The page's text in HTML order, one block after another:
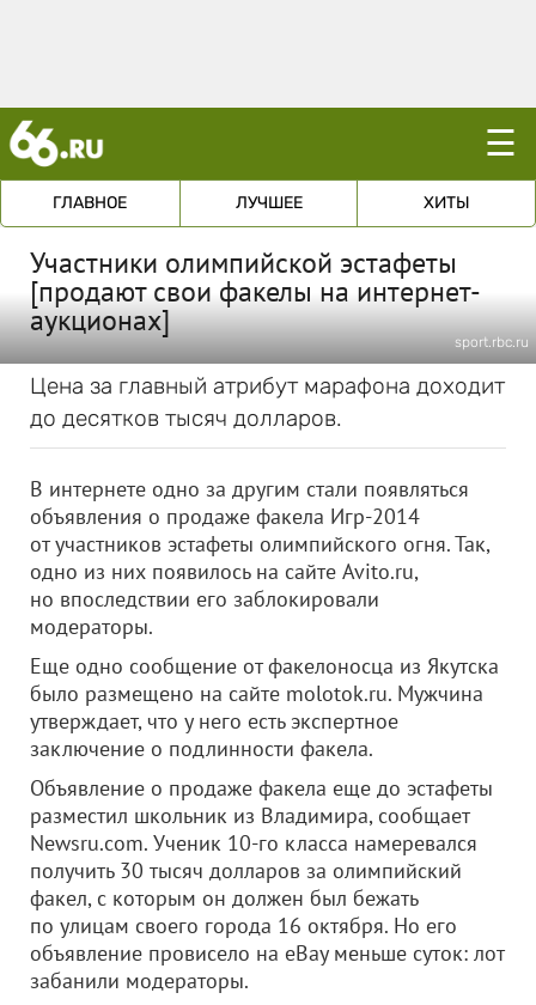
☰
ГЛАВНОЕ ЛУЧШЕЕ ХИТЫ
Участники олимпийской эстафеты
[продают свои факелы на интернет-
аукционах]
sport.rbc.ru
Цена за главный атрибут марафона доходит
до десятков тысяч долларов.
В интернете одно за другим стали появляться
объявления о продаже факела Игр-2014
от участников эстафеты олимпийского огня. Так,
одно из них появилось на сайте Avito.ru,
но впоследствии его заблокировали
модераторы.
Еще одно сообщение от факелоносца из Якутска
было размещено на сайте molotok.ru. Мужчина
утверждает, что у него есть экспертное
заключение о подлинности факела.
Объявление о продаже факела еще до эстафеты
разместил школьник из Владимира, сообщает
Newsru.com. Ученик 10-го класса намеревался
получить 30 тысяч долларов за олимпийский
факел, с которым он должен был бежать
по улицам своего города 16 октября. Но его
объявление провисело на eBay меньше суток: лот
забанили модераторы.